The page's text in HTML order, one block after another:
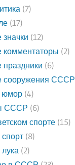
(7)
(17)
(12)
(2)
(6)
сооружения СССР
юмор(4)
СССР (6)
спорте(15)
(8)
(2)